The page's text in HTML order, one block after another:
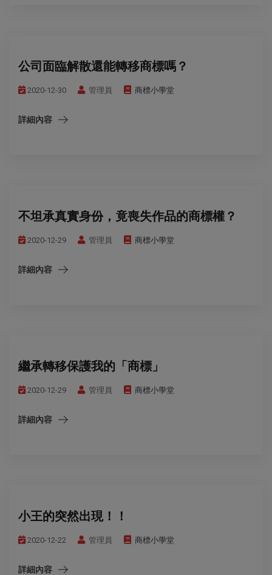
公司面臨解散還能轉移商標嗎？
2020-12-30 管理員 商標小學堂
詳細內容
不坦承真實身份，竟喪失作品的商標權？
2020-12-29 管理員 商標小學堂
詳細內容
繼承轉移保護我的「商標」
2020-12-29 管理員 商標小學堂
詳細內容
小王的突然出現！！
2020-12-22 管理員 商標小學堂
詳細內容